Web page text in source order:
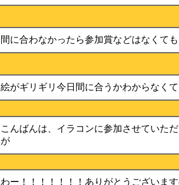
間に合わなかったら参加賞などはなくて
絵がギリギリ今日間に合うかわからなく
こんばんは、イラコンに参加させていた
が
わー！！！！！！！ありがとうございま